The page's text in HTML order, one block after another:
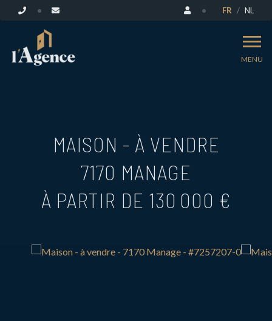
FR NL
MENU
MAISON - À VENDRE
7170 MANAGE
À PARTIR DE 130 000 €